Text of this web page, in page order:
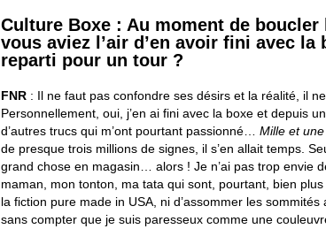
Culture Boxe : Au moment de boucler
vous aviez l’air d’en avoir fini avec
reparti pour un tour ?
FNR : Il ne faut pas confondre ses désirs et la réalité, il
Personnellement, oui, j’en ai fini avec la boxe et depuis
d’autres trucs qui m’ont pourtant passionné… Mille et
de presque trois millions de signes, il s’en allait temps.
grand chose en magasin… alors ! Je n’ai pas trop envie
maman, mon tonton, ma tata qui sont, pourtant, bien
la fiction pure made in USA, ni d’assommer les
sans compter que je suis paresseux comme une